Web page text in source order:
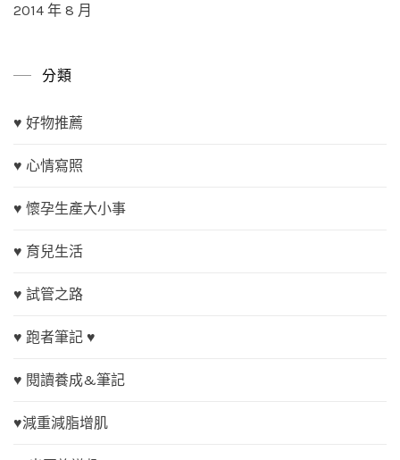
2014 年 8 月
分類
♥ 好物推薦
♥ 心情寫照
♥ 懷孕生產大小事
♥ 育兒生活
♥ 試管之路
♥ 跑者筆記 ♥
♥ 閱讀養成&筆記
♥減重減脂增肌